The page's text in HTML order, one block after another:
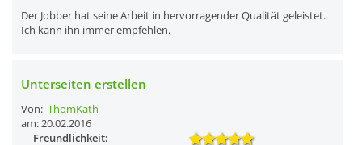
Der Jobber hat seine Arbeit in hervorragender Qualität geleistet.
Ich kann ihn immer empfehlen.
Unterseiten erstellen
Von: ThomKath
am: 20.02.2016
Freundlichkeit: